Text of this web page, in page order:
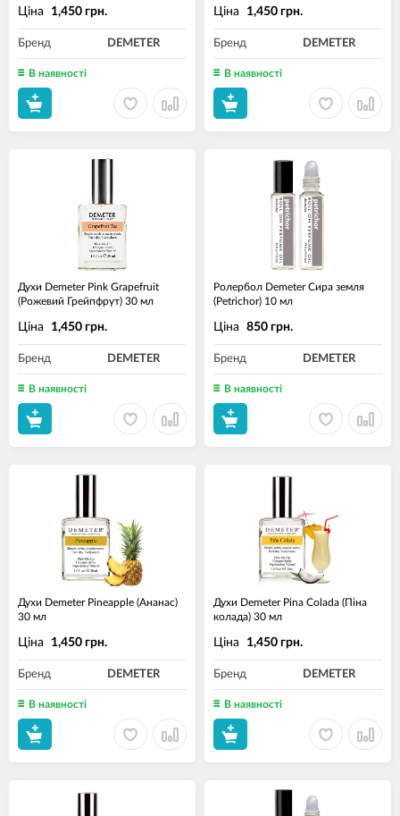
Ціна 1,450 грн.
Бренд DEMETER
В наявності
Ціна 1,450 грн.
Бренд DEMETER
В наявності
Духи Demeter Pink Grapefruit
(Рожевий Грейпфрут) 30 мл
Ціна 1,450 грн.
Бренд DEMETER
В наявності
Ролербол Demeter Сира земля
(Petrichor) 10 мл
Ціна 850 грн.
Бренд DEMETER
В наявності
Духи Demeter Pineapple (Ананас)
30 мл
Ціна 1,450 грн.
Бренд DEMETER
В наявності
Духи Demeter Pina Colada (Піна
колада) 30 мл
Ціна 1,450 грн.
Бренд DEMETER
В наявності